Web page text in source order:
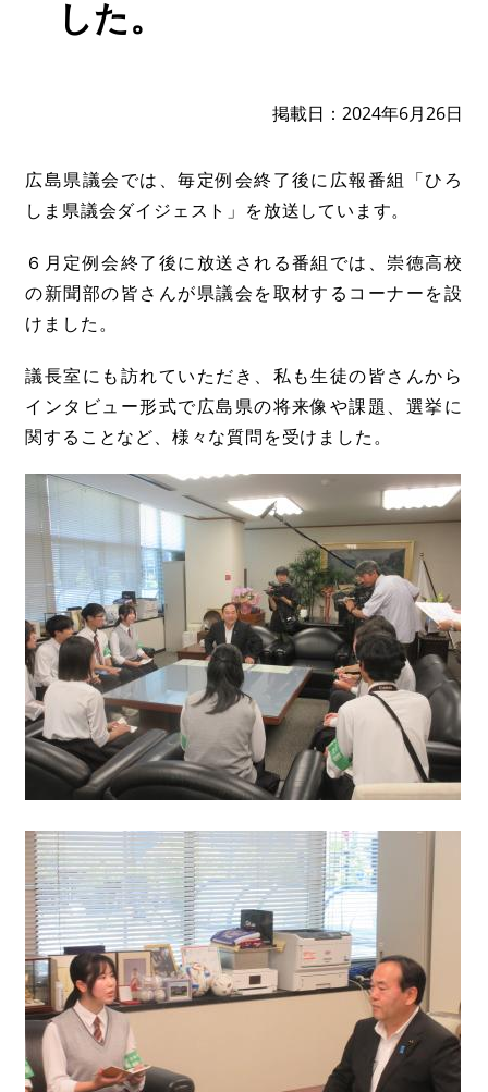
した。
掲載日 2024年6月26日
広島県議会では、毎定例会終了後に広報番組「ひろ
しま県議会ダイジェスト」を放送しています。
６月定例会終了後に放送される番組では、崇徳高校
の新聞部の皆さんが県議会を取材するコーナーを設
けました。
議長室にも訪れていただき、私も生徒の皆さんから
インタビュー形式で広島県の将来像や課題、選挙に
関することなど、様々な質問を受けました。